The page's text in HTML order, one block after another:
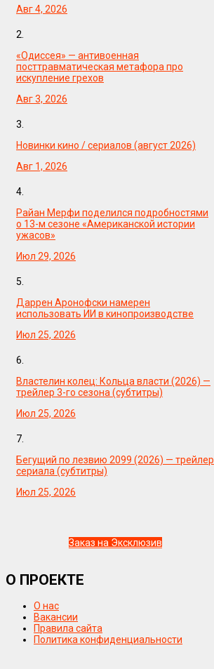
Авг 4, 2026
2.
«Одиссея» — антивоенная
посттравматическая метафора про
искупление грехов
Авг 3, 2026
3.
Новинки кино / сериалов (август 2026)
Авг 1, 2026
4.
Райан Мерфи поделился подробностями
о 13-м сезоне «Американской истории
ужасов»
Июл 29, 2026
5.
Даррен Аронофски намерен
использовать ИИ в кинопроизводстве
Июл 25, 2026
6.
Властелин колец: Кольца власти (2026) —
трейлер 3-го сезона (субтитры)
Июл 25, 2026
7.
Бегущий по лезвию 2099 (2026) — трейлер
сериала (субтитры)
Июл 25, 2026
Заказ на Эксклюзив
О ПРОЕКТЕ
О нас
Вакансии
Правила сайта
Политика конфиденциальности